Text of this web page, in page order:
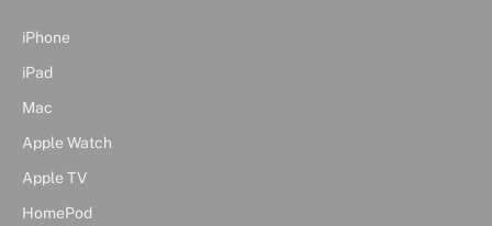
iPhone
iPad
Mac
Apple Watch
Apple TV
HomePod